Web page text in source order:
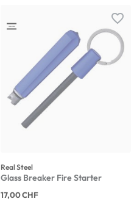
favorite_border
Real Steel
Glass Breaker Fire Starter
17,00 CHF